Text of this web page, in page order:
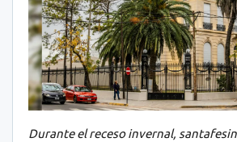
Durante el receso invernal,